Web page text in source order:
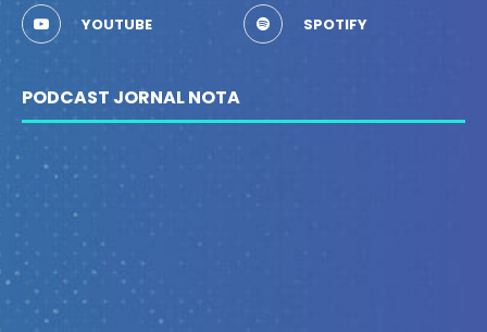
YOUTUBE SPOTIFY
PODCAST JORNAL NOTA